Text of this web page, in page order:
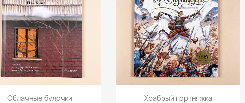
Просмотр
Облачные булочки Просмотр
Храбрый портняжка